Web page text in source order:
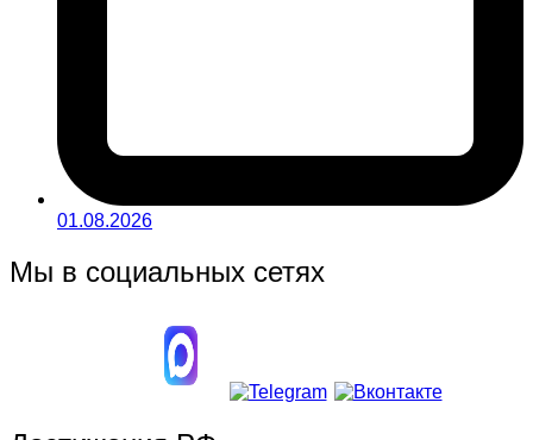
01.08.2026
Мы в социальных сетях